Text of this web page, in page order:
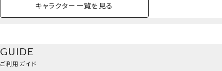
キャラクター一覧を見る
イクアップ
バッグ・タオル・
小物
GUIDE
ご利用ガイド